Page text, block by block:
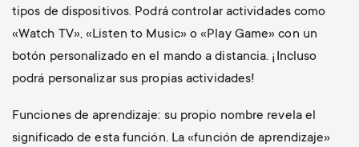
tipos de dispositivos. Podrá controlar actividades como
«Watch TV», «Listen to Music» o «Play Game» con un
botón personalizado en el mando a distancia. ¡Incluso
podrá personalizar sus propias actividades!
Funciones de aprendizaje: su propio nombre revela el
significado de esta función. La «función de aprendizaje»